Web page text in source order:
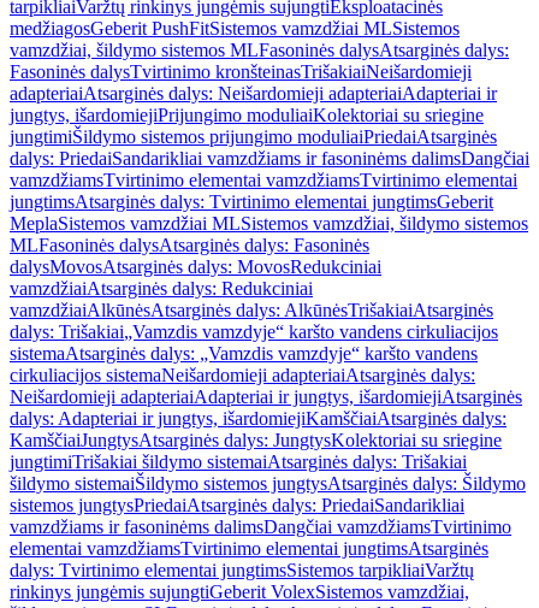
tarpikliaiVaržtų rinkinys jungėmis sujungtiEksploatacinės
medžiagosGeberit PushFitSistemos vamzdžiai MLSistemos
vamzdžiai, šildymo sistemos MLFasoninės dalysAtsarginės dalys:
Fasoninės dalysTvirtinimo kronšteinasTrišakiaiNeišardomieji
adapteriaiAtsarginės dalys: Neišardomieji adapteriaiAdapteriai ir
jungtys, išardomiejiPrijungimo moduliaiKolektoriai su sriegine
jungtimiŠildymo sistemos prijungimo moduliaiPriedaiAtsarginės
dalys: PriedaiSandarikliai vamzdžiams ir fasoninėms dalimsDangčiai
vamzdžiamsTvirtinimo elementai vamzdžiamsTvirtinimo elementai
jungtimsAtsarginės dalys: Tvirtinimo elementai jungtimsGeberit
MeplaSistemos vamzdžiai MLSistemos vamzdžiai, šildymo sistemos
MLFasoninės dalysAtsarginės dalys: Fasoninės
dalysMovosAtsarginės dalys: MovosRedukciniai
vamzdžiaiAtsarginės dalys: Redukciniai
vamzdžiaiAlkūnėsAtsarginės dalys: AlkūnėsTrišakiaiAtsarginės
dalys: Trišakiai„Vamzdis vamzdyje“ karšto vandens cirkuliacijos
sistemaAtsarginės dalys: „Vamzdis vamzdyje“ karšto vandens
cirkuliacijos sistemaNeišardomieji adapteriaiAtsarginės dalys:
Neišardomieji adapteriaiAdapteriai ir jungtys, išardomiejiAtsarginės
dalys: Adapteriai ir jungtys, išardomiejiKamščiaiAtsarginės dalys:
KamščiaiJungtysAtsarginės dalys: JungtysKolektoriai su sriegine
jungtimiTrišakiai šildymo sistemaiAtsarginės dalys: Trišakiai
šildymo sistemaiŠildymo sistemos jungtysAtsarginės dalys: Šildymo
sistemos jungtysPriedaiAtsarginės dalys: PriedaiSandarikliai
vamzdžiams ir fasoninėms dalimsDangčiai vamzdžiamsTvirtinimo
elementai vamzdžiamsTvirtinimo elementai jungtimsAtsarginės
dalys: Tvirtinimo elementai jungtimsSistemos tarpikliaiVaržtų
rinkinys jungėmis sujungtiGeberit VolexSistemos vamzdžiai,